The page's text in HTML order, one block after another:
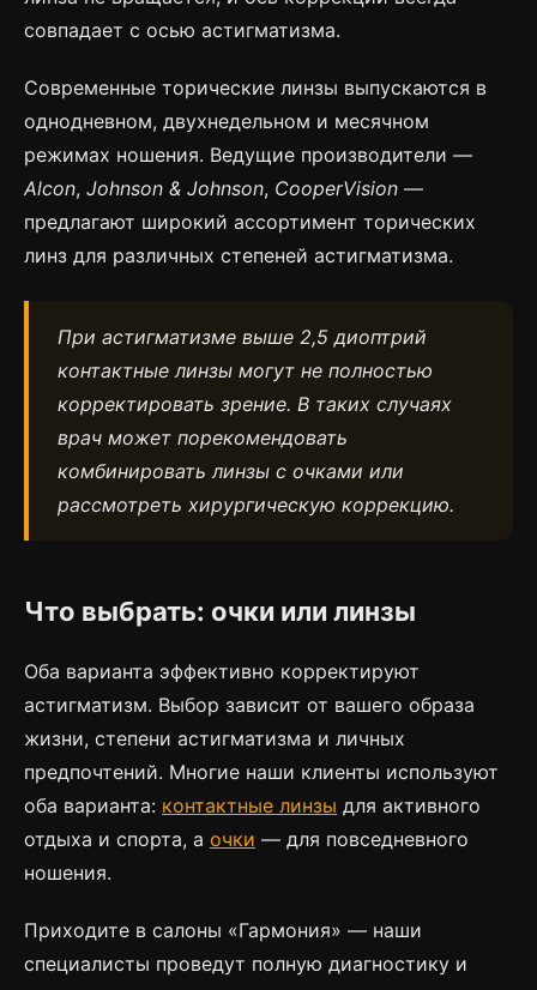
совпадает с осью астигматизма.
Современные торические линзы выпускаются в
однодневном, двухнедельном и месячном
режимах ношения. Ведущие производители —
Alcon, Johnson & Johnson, CooperVision —
предлагают широкий ассортимент торических
линз для различных степеней астигматизма.
При астигматизме выше 2,5 диоптрий
контактные линзы могут не полностью
корректировать зрение. В таких случаях
врач может порекомендовать
комбинировать линзы с очками или
рассмотреть хирургическую коррекцию.
Что выбрать: очки или линзы
Оба варианта эффективно корректируют
астигматизм. Выбор зависит от вашего образа
жизни, степени астигматизма и личных
предпочтений. Многие наши клиенты используют
оба варианта: контактные линзы для активного
отдыха и спорта, а очки — для повседневного
ношения.
Приходите в салоны «Гармония» — наши
специалисты проведут полную диагностику и